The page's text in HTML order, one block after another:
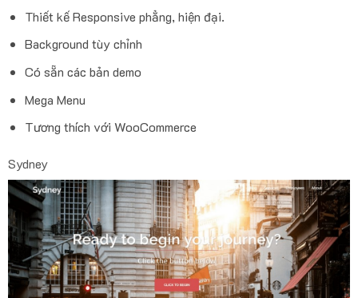
Thiết kế Responsive phẳng, hiện đại.
Background tùy chỉnh
Có sẵn các bản demo
Mega Menu
Tương thích với WooCommerce
Sydney